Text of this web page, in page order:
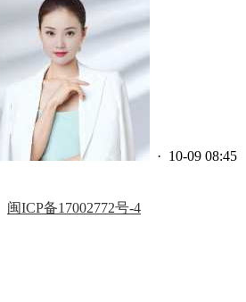
· 10-09 08:45
闽ICP备17002772号-4